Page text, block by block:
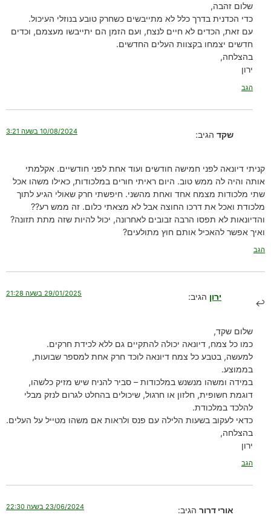
שלום זהבה,
כדי הכדנית בדרך כלל לא מתייבשים כשחרק טובע בנוזלי העיכול.
עם זאת, הכדים לא חיים לנצח, ועם הזמן הם יתייבשו מעצמם, וכדים
חדשים יצמחו בקצוות העלים החדשים.
בהצלחה,
ירון
הגב
שקד הגיב: 10/08/2024 בשעה 3:21
קניתי דיונאה לפני חמישה חודשים ועוד אחת לפני חודשיים. אקלמתי
אותה והיה לה ממש טוב. היום ראיתי חורים במלכודות, כאילו משהו אכל
שתי מלכודות מצמח אחד ואחת מהשני. חיפשתי חרק שאולי הגיע לתוך
מלכודת ואכל את דרכו החוצה אבל לא מצאתי כלום. זה ממש רע??
והדיונאות לא תפסו הרבה זבובים לאחרונה, יכול להיות שזה מתת תזונה?
ואיך אפשר להאכיל אותם חוץ מתולעים?
הגב
ירון הגיב: 29/01/2025 בשעה 21:28
שלום שקד,
כמו כל צמח, דיונאה יכולה להתקיים גם ללא לכידת חרקים.
למעשה, בטבע כל צמח דיונאה לוכד חרק אחת למספר שבועות,
בממוצע.
במידה ומשהו מנשנש במלכודות – סביר להניח שיש מזיק כלשהו,
דוגמת חשופית, חלזון או חרגול, שיכולים בהחלט לגרום לנזק מבלי
להלכד במלכודת.
כדאי לעקוב בשעות הלילה עם פנס ולראות אם משהו מטייל על העלים.
בהצלחה,
ירון
הגב
אורי דרור הגיב: 23/06/2024 בשעה 22:30